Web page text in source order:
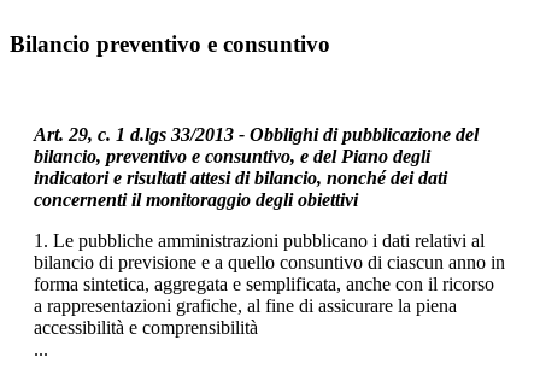
Bilancio preventivo e consuntivo
Art. 29, c. 1 d.lgs 33/2013 - Obblighi di pubblicazione del
bilancio, preventivo e consuntivo, e del Piano degli
indicatori e risultati attesi di bilancio, nonché dei dati
concernenti il monitoraggio degli obiettivi
1. Le pubbliche amministrazioni pubblicano i dati relativi al
bilancio di previsione e a quello consuntivo di ciascun anno in
forma sintetica, aggregata e semplificata, anche con il ricorso
a rappresentazioni grafiche, al fine di assicurare la piena
accessibilità e comprensibilità
...